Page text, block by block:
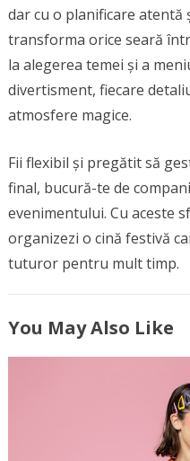
dar cu o planificare
transforma orice seară
la alegerea temei și a
divertisment, fiecare
atmosfere magice.
Fii flexibil și pregătit să
final, bucură-te de
evenimentului. Cu aceste
organizezi o cină festivă
tuturor pentru mult timp.
You May Also Like